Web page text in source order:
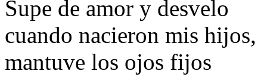
Supe de amor y desvelo
cuando nacieron mis hijos,
mantuve los ojos fijos